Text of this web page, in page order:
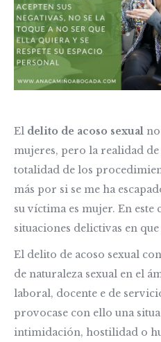
El delito de acoso sexual
mujeres, pero la realidad
totalidad de los
más por si se me ha
su víctima es mujer. En
situaciones delictivas en
El delito de acoso sexual
de naturaleza sexual en el
laboral, docente e de
provocase con ello una
intimidación, hostilidad o